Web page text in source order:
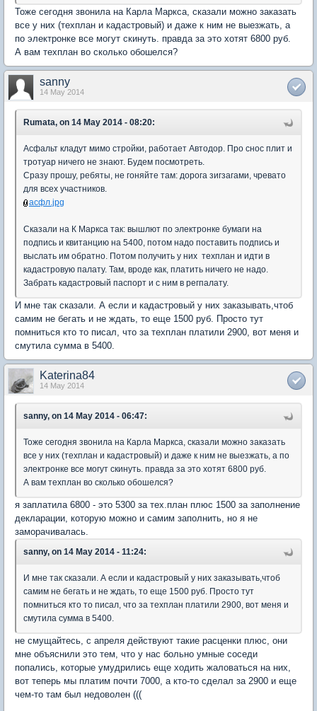
Тоже сегодня звонила на Карла Маркса, сказали можно заказать
все у них (техплан и кадастровый) и даже к ним не выезжать, а
по электронке все могут скинуть. правда за это хотят 6800 руб.
А вам техплан во сколько обошелся?
sanny
14 May 2014
Rumata, on 14 May 2014 - 08:20:
Асфальт кладут мимо стройки, работает Автодор. Про снос плит и
тротуар ничего не знают. Будем посмотреть.
Сразу прошу, ребяты, не гоняйте там: дорога зигзагами, чревато
для всех участников.
асфл.jpg
Сказали на К Маркса так: вышлют по электронке бумаги на
подпись и квитанцию на 5400, потом надо поставить подпись и
выслать им обратно. Потом получить у них техплан и идти в
кадастровую палату. Там, вроде как, платить ничего не надо.
Забрать кадастровый паспорт и с ним в регпалату.
И мне так сказали. А если и кадастровый у них заказывать,чтоб
самим не бегать и не ждать, то еще 1500 руб. Просто тут
помниться кто то писал, что за техплан платили 2900, вот меня и
смутила сумма в 5400.
Katerina84
14 May 2014
sanny, on 14 May 2014 - 06:47:
Тоже сегодня звонила на Карла Маркса, сказали можно заказать
все у них (техплан и кадастровый) и даже к ним не выезжать, а по
электронке все могут скинуть. правда за это хотят 6800 руб.
А вам техплан во сколько обошелся?
я заплатила 6800 - это 5300 за тех.план плюс 1500 за заполнение
декларации, которую можно и самим заполнить, но я не
заморачивалась.
sanny, on 14 May 2014 - 11:24:
И мне так сказали. А если и кадастровый у них заказывать,чтоб
самим не бегать и не ждать, то еще 1500 руб. Просто тут
помниться кто то писал, что за техплан платили 2900, вот меня и
смутила сумма в 5400.
не смущайтесь, с апреля действуют такие расценки плюс, они
мне объяснили это тем, что у нас больно умные соседи
попались, которые умудрились еще ходить жаловаться на них,
вот теперь мы платим почти 7000, а кто-то сделал за 2900 и еще
чем-то там был недоволен (((